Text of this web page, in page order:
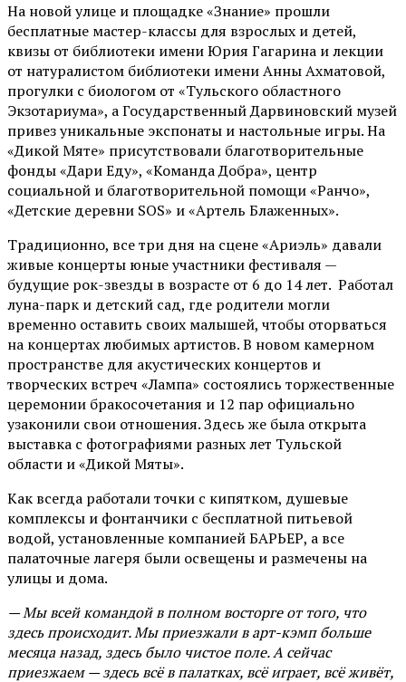
На новой улице и площадке «Знание» прошли
бесплатные мастер-классы для взрослых и детей,
квизы от библиотеки имени Юрия Гагарина и лекции
от натуралистом библиотеки имени Анны Ахматовой,
прогулки с биологом от «Тульского областного
Экзотариума», а Государственный Дарвиновский музей
привез уникальные экспонаты и настольные игры. На
«Дикой Мяте» присутствовали благотворительные
фонды «Дари Еду», «Команда Добра», центр
социальной и благотворительной помощи «Ранчо»,
«Детские деревни SOS» и «Артель Блаженных».
Традиционно, все три дня на сцене«Ариэль» давали
живые концерты юные участники фестиваля —
будущие рок-звезды в возрасте от 6 до 14 лет. Работал
луна-парк и детский сад, где родители могли
временно оставить своих малышей, чтобы оторваться
на концертах любимых артистов. В новом камерном
пространстве для акустических концертов и
творческих встреч «Лампа» состоялись торжественные
церемонии бракосочетания и 12 пар официально
узаконили свои отношения. Здесь же была открыта
выставка с фотографиями разных лет Тульской
области и «Дикой Мяты».
Как всегда работали точки с кипятком, душевые
комплексы и фонтанчики с бесплатной питьевой
водой, установленные компанией БАРЬЕР, а все
палаточные лагеря были освещены и размечены на
улицы и дома.
— Мы всей командой в полном восторге от того, что
здесь происходит. Мы приезжали в арт-кэмп больше
месяца назад, здесь было чистое поле. А сейчас
приезжаем — здесь всё в палатках, всё играет, всё живёт,